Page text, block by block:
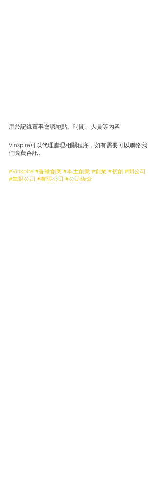
用於記錄董事會議地點、時間、人員等內容
Vinspire可以代理處理相關程序，如有需要可以聯絡我
們免費咨訊。
#Vinspire #香港創業 #本土創業 #創業 #初創 #開公司
#無限公司 #有限公司 #公司綠盒